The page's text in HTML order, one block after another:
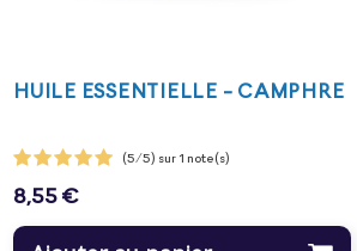
HUILE ESSENTIELLE - CAMPHRE
(5/5) sur 1 note(s)
Prix
8,55 €